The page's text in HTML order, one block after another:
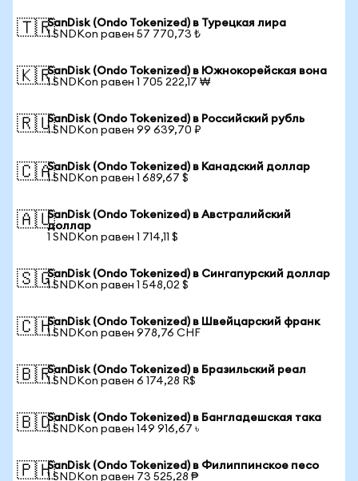
🇹🇷SanDisk (Ondo Tokenized) в Турецкая лира
1 SNDKon равен 57 770,73 ₺
🇰🇷SanDisk (Ondo Tokenized) в Южнокорейская вона
1 SNDKon равен 1 705 222,17 ₩
🇷🇺SanDisk (Ondo Tokenized) в Российский рубль
1 SNDKon равен 99 639,70 ₽
🇨🇦SanDisk (Ondo Tokenized) в Канадский доллар
1 SNDKon равен 1 689,67 $
🇦🇺SanDisk (Ondo Tokenized) в Австралийский
доллар
1 SNDKon равен 1 714,11 $
🇸🇬SanDisk (Ondo Tokenized) в Сингапурский доллар
1 SNDKon равен 1 548,02 $
🇨🇭SanDisk (Ondo Tokenized) в Швейцарский франк
1 SNDKon равен 978,76 CHF
🇧🇷SanDisk (Ondo Tokenized) в Бразильский реал
1 SNDKon равен 6 174,28 R$
🇧🇩SanDisk (Ondo Tokenized) в Бангладешская така
1 SNDKon равен 149 916,67 ৳
🇵🇭SanDisk (Ondo Tokenized) в Филиппинское песо
1 SNDKon равен 73 525,28 ₱